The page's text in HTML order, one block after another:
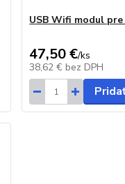
USB Wifi modul
47,50 €/ks
38,62 € bez DPH